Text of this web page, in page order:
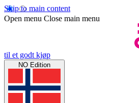
Skip to main content
Open menu Close main menu
til et godt kjøp
NO Edition